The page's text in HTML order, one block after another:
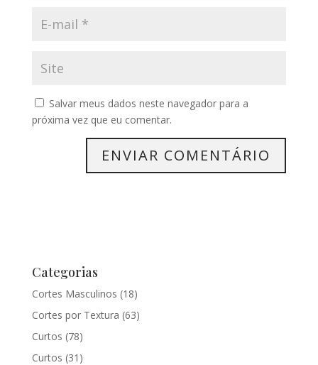
Salvar meus dados neste navegador para a
próxima vez que eu comentar.
Categorias
Cortes Masculinos (18)
Cortes por Textura (63)
Curtos (78)
Curtos (31)